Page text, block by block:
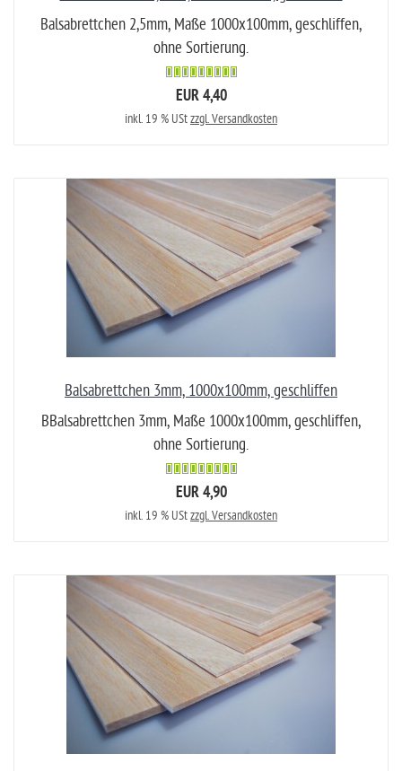
Balsabrettchen 2,5mm, Maße 1000x100mm, geschliffen,
ohne Sortierung.
EUR 4,40
inkl. 19 % UStzzgl. Versandkosten
Balsabrettchen 3mm, 1000x100mm, geschliffen
BBalsabrettchen 3mm, Maße 1000x100mm, geschliffen,
ohne Sortierung.
EUR 4,90
inkl. 19 % UStzzgl. Versandkosten